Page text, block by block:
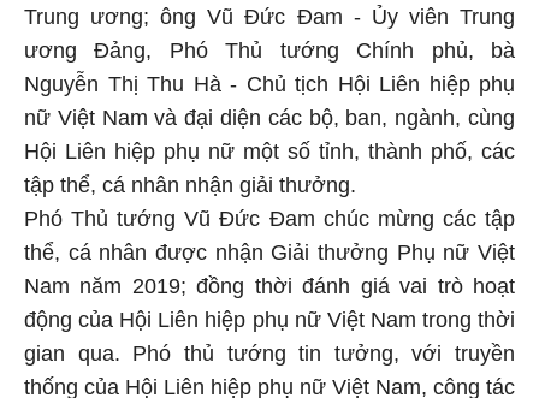
Trung ương; ông Vũ Đức Đam - Ủy viên Trung
ương Đảng, Phó Thủ tướng Chính phủ, bà
Nguyễn Thị Thu Hà - Chủ tịch Hội Liên hiệp phụ
nữ Việt Nam và đại diện các bộ, ban, ngành, cùng
Hội Liên hiệp phụ nữ một số tỉnh, thành phố, các
tập thể, cá nhân nhận giải thưởng.
Phó Thủ tướng Vũ Đức Đam chúc mừng các tập
thể, cá nhân được nhận Giải thưởng Phụ nữ Việt
Nam năm 2019; đồng thời đánh giá vai trò hoạt
động của Hội Liên hiệp phụ nữ Việt Nam trong thời
gian qua. Phó thủ tướng tin tưởng, với truyền
thống của Hội Liên hiệp phụ nữ Việt Nam, công tác